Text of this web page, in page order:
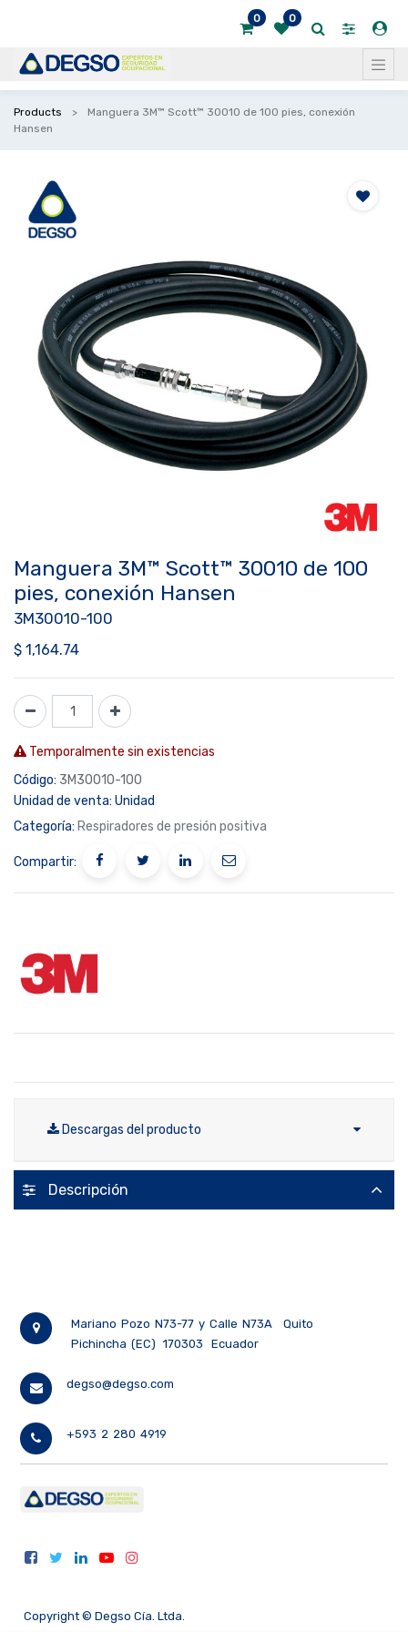
0 0
Products
Manguera 3M™ Scott™ 30010 de 100 pies, conexión
Hansen
Manguera 3M™ Scott™ 30010 de 100
pies, conexión Hansen
3M30010-100
$ 1,164.74
Temporalmente sin existencias
Código: 3M30010-100
Unidad de venta: Unidad
Categoría: Respiradores de presión positiva
Compartir:
Descargas del producto
Descripción
Mariano Pozo N73-77 y Calle N73A
Quito
Pichincha (EC)
170303 Ecuador
degso@degso.com
+593 2 280 4919
Copyright © Degso Cía. Ltda.